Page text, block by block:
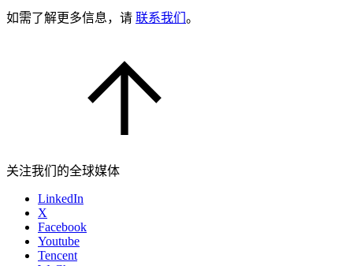
如需了解更多信息，请 联系我们 。
关注我们的全球媒体
LinkedIn
X
Facebook
Youtube
Tencent